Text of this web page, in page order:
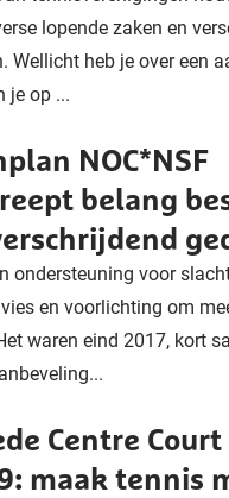
lopende zaken en
Wellicht heb je over een
je op ...
NOC*NSF
belang
ondersteuning voor
en voorlichting om
waren eind 2017, kort
Centre
maak tennis